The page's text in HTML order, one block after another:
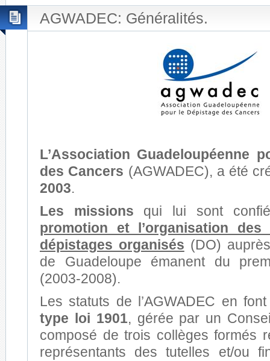
AGWADEC: Généralités.
L’Association Guadeloupéenne
des Cancers (AGWADEC), a été
2003.
Les missions qui lui sont
promotion et l’organisation des
dépistages organisés (DO)
de Guadeloupe émanent du
(2003-2008).
Les statuts de l’AGWADEC en
type loi 1901, gérée par un
composé de trois collèges formés
représentants des tutelles et/ou